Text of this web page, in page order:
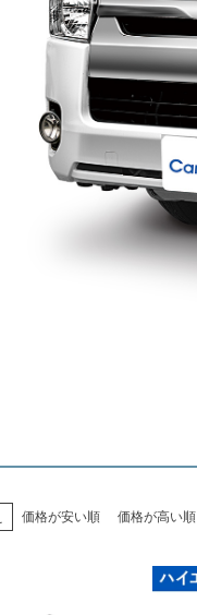
価格が安い順 価格が高い順